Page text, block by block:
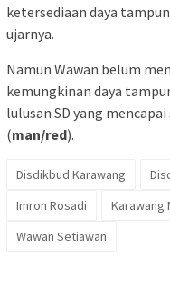
ketersediaan daya
ujarnya.
Namun Wawan belum
kemungkinan daya
lulusan SD yang
(man/red).
Disdikbud Karawang
Imron Rosadi
Karawang
Wawan Setiawan